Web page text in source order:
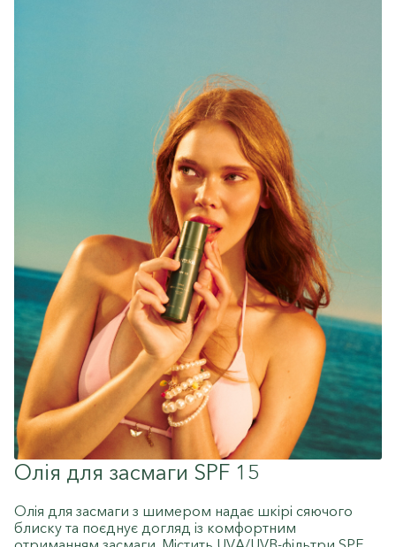
Олія для засмаги SPF 15
Олія для засмаги з шимером надає шкірі сяючого
блиску та поєднує догляд із комфортним